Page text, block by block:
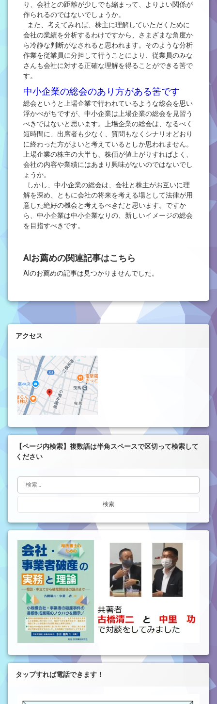
り、会社との距離が少しでも縮まって、よりよい関係が
作られるのではないでしょうか。
また、考えてみれば、株主に理解していただくために
会社の業績を分析するわけですから、さまざまな角度か
ら冷静な判断がなされると思われます。そのような分析
作業を従業員に分担して行うことにより、従業員のみな
さんも会社に対する正確な理解を得ることができる筈で
す。
中小企業の総会のあり方がある筈です
総会というと上場企業で行われているような総会を思い
浮かべがちですが、中小企業は上場企業の総会を見習う
べきではないと思います。上場企業の総会は、なるべく
短時間に、出席者も少なく、質問もなくシナリオどおり
に終わった方がよいと考えているとしか思われません。
上場企業の株主の大半も、株価が値上がりすればよく、
会社の内容や業績にはあまり興味がないのではないでし
ょうか。
しかし、中小企業の総会は、会社と株主がお互いに理
解を深め、ともに会社の将来を考える場として法律が用
意した絶好の機会と考えるべきだと思います。ですか
ら、中小企業は中小企業なりの、新しいイメージの総会
を目指すべきです。
AIお薦めの関連記事はこちら
AIのお薦めの記事は見つかりませんでした。
左サイドバー
アクセス
【ページ内検索】複数語は半角スペースで区切って検索して
ください
検索:
タップすれば電話できます！